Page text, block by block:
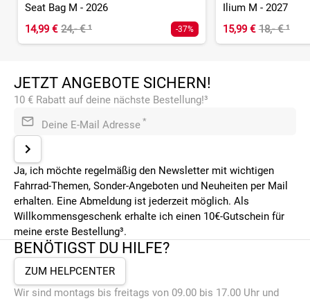
Seat Bag M - 2026
14,99 € 24,- €¹ -37%
Ilium M - 2027
15,99 € 18,- €¹
JETZT ANGEBOTE SICHERN!
10 € Rabatt auf deine nächste Bestellung!³
Deine E-Mail Adresse *
Ja, ich möchte regelmäßig den Newsletter mit wichtigen
Fahrrad-Themen, Sonder-Angeboten und Neuheiten per Mail
erhalten. Eine Abmeldung ist jederzeit möglich. Als
Willkommensgeschenk erhalte ich einen 10€-Gutschein für
meine erste Bestellung³.
BENÖTIGST DU HILFE?
ZUM HELPCENTER
Wir sind montags bis freitags von 09.00 bis 17.00 Uhr und